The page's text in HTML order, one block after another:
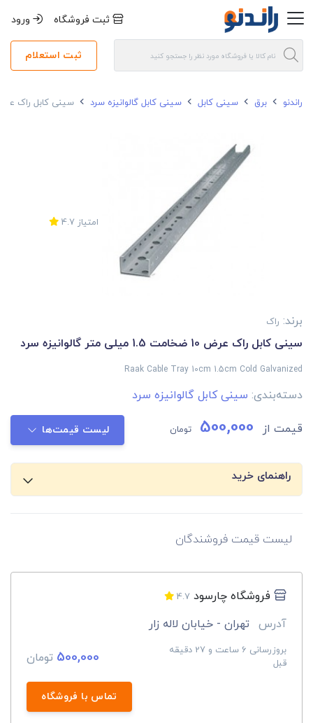
ثبت فروشگاه ورود
ثبت استعلام
راندنو برق سینی کابل سینی کابل گالوانیزه سرد سینی کابل راک عرض 10 ضخامت 1.5 میلی متر
امتیاز 4.7
برند: راک
سینی کابل راک عرض 10 ضخامت 1.5 میلی متر گالوانیزه سرد
Raak Cable Tray 10cm 1.5cm Cold Galvanized
دسته‌بندی: سینی کابل گالوانیزه سرد
قیمت از 500,000 تومان لیست قیمت‌ها
راهنمای خرید
لیست قیمت فروشندگان
فروشگاه چارسود 4.7
آدرس تهران - خیابان لاله زار
بروزرسانی 6 ساعت و 27 دقیقه
قبل
500,000 تومان
تماس با فروشگاه